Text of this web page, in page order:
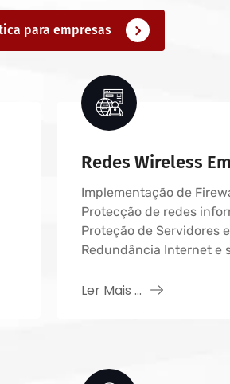
para empresas
Redes Wireless
Implementação de
Protecção de redes
Proteção de Servidores
Redundância Internet e
Ler Mais ...